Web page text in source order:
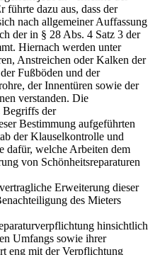
dazu aus, dass der
nach allgemeiner Auffassung
der in § 28 Abs. 4 Satz 3 der
Hiernach werden unter
Anstreichen oder Kalken der
Fußböden und der
der Innentüren sowie der
verstanden. Die
Begriffs der
Bestimmung aufgeführten
der Klauselkontrolle und
dafür, welche Arbeiten dem
von Schönheitsreparaturen
Erweiterung dieser
des Mieters
hinsichtlich
Umfangs sowie ihrer
eng mit der Verpflichtung